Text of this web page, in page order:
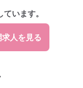
います。